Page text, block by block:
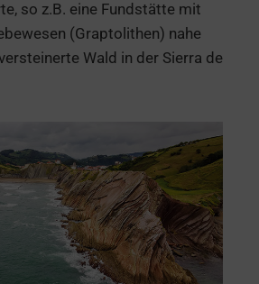
so z.B. eine Fundstätte mit
(Graptolithen) nahe
Wald in der Sierra de